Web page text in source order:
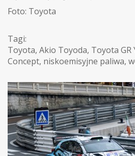
Foto: Toyota
Tagi:
Toyota, Akio Toyoda, Toyota GR
Concept, niskoemisyjne paliwa,